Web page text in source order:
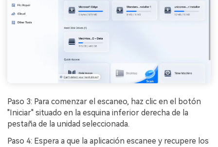
Paso 3: Para comenzar el escaneo, haz clic en el botón
"Iniciar" situado en la esquina inferior derecha de la
pestaña de la unidad seleccionada.󠀲󠀡󠀩󠀣󠀡󠀣󠀠󠀥󠀨󠀳
Paso 4: Espera a que la aplicación escanee y recupere los